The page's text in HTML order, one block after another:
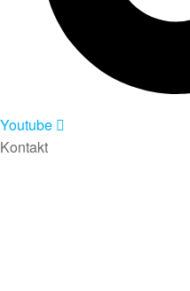
Youtube
Kontakt